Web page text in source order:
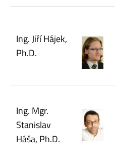
Ing. Jiří Hájek,
Ph.D.
Ing. Mgr.
Stanislav
Háša, Ph.D.